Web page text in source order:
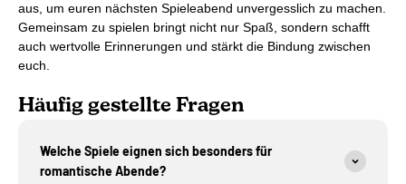
aus, um euren nächsten Spieleabend unvergesslich zu machen.
Gemeinsam zu spielen bringt nicht nur Spaß, sondern schafft
auch wertvolle Erinnerungen und stärkt die Bindung zwischen
euch.
Häufig gestellte Fragen
Welche Spiele eignen sich besonders für
romantische Abende?